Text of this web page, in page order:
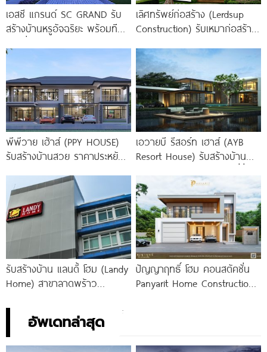
เอสซี แกรนด์ SC GRAND รับ
สร้างบ้านหรูอัจฉริยะ พร้อมทีม
ความเชี่ยวชาญในการสร้างบ้าน
จาก SEACON
เลิศทรัพย์ก่อสร้าง (Lerdsup
Construction) รับเหมาก่อสร้าง
พีพีวาย เฮ้าส์ (PPY HOUSE)
รับสร้างบ้านสวย ราคาประหยัด
เอวายบี รีสอร์ท เฮาส์ (AYB
Resort House) รับสร้างบ้าน
ชอบบรรยากาศธรรมชาติ
รับสร้างบ้าน แลนดี้ โฮม (Landy
Home) สาขาลาดพร้าว
ปัญญาฤทธิ์ โฮม คอนสตัคชั่น
Panyarit Home Construction
อัพเดทล่าสุด